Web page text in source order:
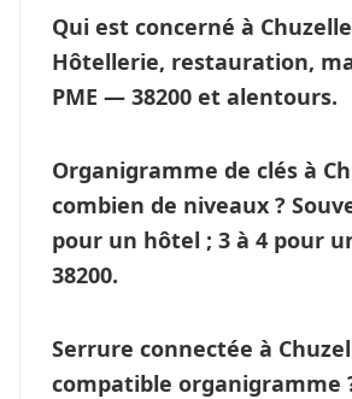
Qui est concerné à
Hôtellerie, restauration,
PME — 38200 et alentours.
Organigramme de clés à
combien de niveaux ?
pour un hôtel ; 3 à 4 pour
38200.
Serrure connectée à
compatible organigramme